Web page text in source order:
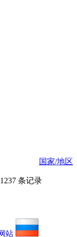
国家/地区
条记录
站